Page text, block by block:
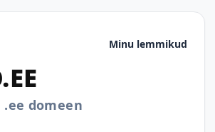
Minu lemmikud
domeen